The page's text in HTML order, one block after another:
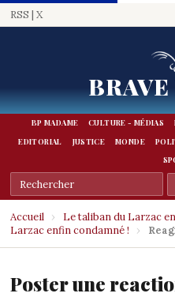
RSS | X
BP MADAME CULTURE - MÉDIAS
EDITORIAL
JUSTICE MONDE
Accueil › Le taliban du Larzac
Larzac enfin condamné !
›
Poster une